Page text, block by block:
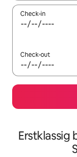
Check-in
Check-out
Erstklassig